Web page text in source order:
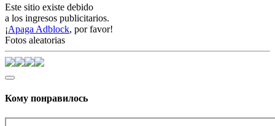
Este sitio existe debido
a los ingresos publicitarios.
¡Apaga Adblock, por favor!
Fotos aleatorias
Кому понравилось